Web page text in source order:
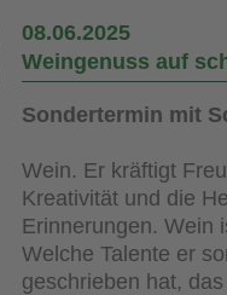
08.06.2025
Weingenuss auf
Sondertermin mit
Wein. Er kräftigt
Kreativität und die
Erinnerungen. Wein
Welche Talente er
geschrieben hat,